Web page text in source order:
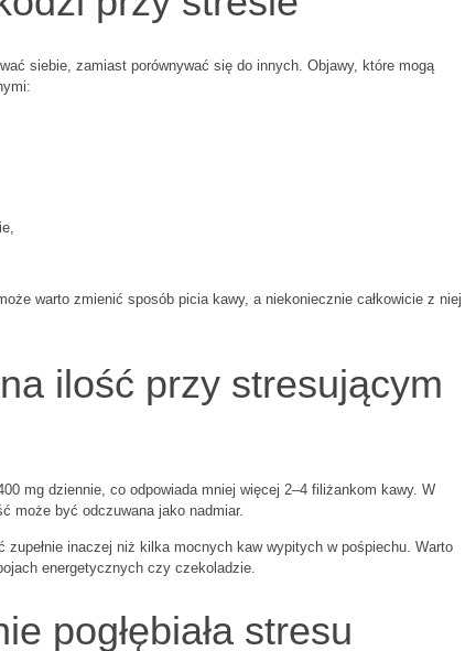
siebie, zamiast porównywać się do innych. Objawy, które mogą
warto zmienić sposób picia kawy, a niekoniecznie całkowicie z niej
ilość przy stresującym
mg dziennie, co odpowiada mniej więcej 2–4 filiżankom kawy. W
może być odczuwana jako nadmiar.
zupełnie inaczej niż kilka mocnych kaw wypitych w pośpiechu. Warto
energetycznych czy czekoladzie.
pogłębiała stresu